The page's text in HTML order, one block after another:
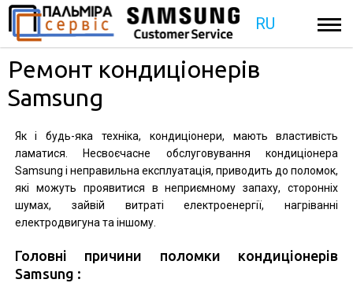
RU
Ремонт кондиціонерів
Samsung
Як і будь-яка техніка, кондиціонери, мають властивість
ламатися. Несвоєчасне обслуговування кондиціонера
Samsung і неправильна експлуатація, приводить до поломок,
які можуть проявитися в неприємному запаху, сторонніх
шумах, зайвій витраті електроенергії, нагріванні
електродвигуна та іншому.
Головні причини поломки кондиціонерів
Samsung :